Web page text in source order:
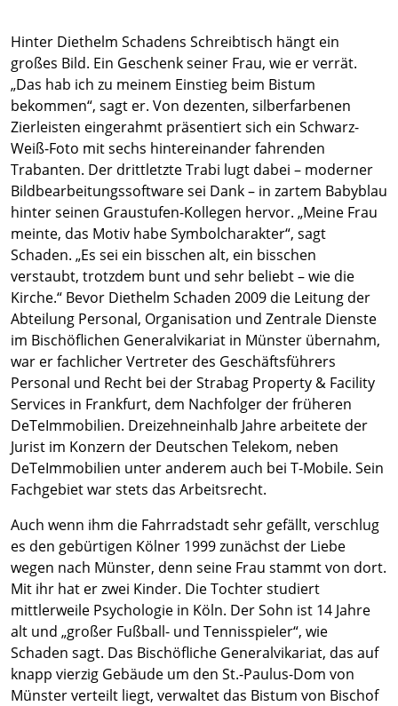
Hinter Diethelm Schadens Schreibtisch hängt ein
großes Bild. Ein Geschenk seiner Frau, wie er verrät.
„Das hab ich zu meinem Einstieg beim Bistum
bekommen“, sagt er. Von dezenten, silberfarbenen
Zierleisten eingerahmt präsentiert sich ein Schwarz-
Weiß-Foto mit sechs hintereinander fahrenden
Trabanten. Der drittletzte Trabi lugt dabei – moderner
Bildbearbeitungssoftware sei Dank – in zartem Babyblau
hinter seinen Graustufen-Kollegen hervor. „Meine Frau
meinte, das Motiv habe Symbolcharakter“, sagt
Schaden. „Es sei ein bisschen alt, ein bisschen
verstaubt, trotzdem bunt und sehr beliebt – wie die
Kirche.“ Bevor Diethelm Schaden 2009 die Leitung der
Abteilung Personal, Organisation und Zentrale Dienste
im Bischöflichen Generalvikariat in Münster übernahm,
war er fachlicher Vertreter des Geschäftsführers
Personal und Recht bei der Strabag Property & Facility
Services in Frankfurt, dem Nachfolger der früheren
DeTeImmobilien. Dreizehneinhalb Jahre arbeitete der
Jurist im Konzern der Deutschen Telekom, neben
DeTeImmobilien unter anderem auch bei T-Mobile. Sein
Fachgebiet war stets das Arbeitsrecht.
Auch wenn ihm die Fahrradstadt sehr gefällt, verschlug
es den gebürtigen Kölner 1999 zunächst der Liebe
wegen nach Münster, denn seine Frau stammt von dort.
Mit ihr hat er zwei Kinder. Die Tochter studiert
mittlerweile Psychologie in Köln. Der Sohn ist 14 Jahre
alt und „großer Fußball- und Tennisspieler“, wie
Schaden sagt. Das Bischöfliche Generalvikariat, das auf
knapp vierzig Gebäude um den St.-Paulus-Dom von
Münster verteilt liegt, verwaltet das Bistum von Bischof